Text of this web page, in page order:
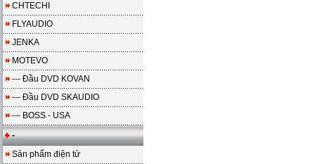
CHTECHI
FLYAUDIO
JENKA
MOTEVO
--- Đầu DVD KOVAN
--- Đầu DVD SKAUDIO
--- BOSS - USA
-
Sản phẩm điện tử